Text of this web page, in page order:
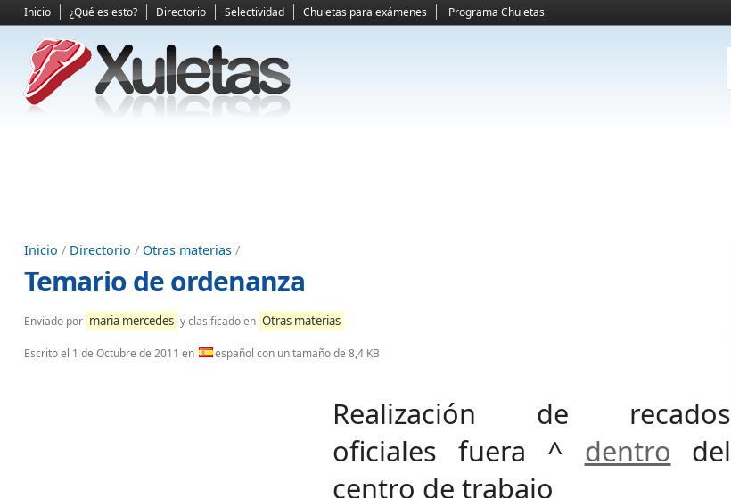
Inicio ¿Qué es esto? Directorio Selectividad Chuletas para exámenes Programa Chuletas
Inicio / Directorio / Otras materias /
Temario de ordenanza
Enviado por maria mercedes y clasificado en Otras materias
Escrito el 1 de Octubre de 2011 en español con un tamaño de 8,4 KB
Realización de recados
oficiales fuera ^ dentro del
centro de trabajo